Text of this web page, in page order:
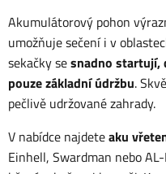
Akumulátorový pohon
umožňuje sečení i v
sekačky sesnadno startují,
pouze základní údržbu.
pečlivě udržované zahrady.
V nabídce najdeteaku
Einhell, Swardman nebo